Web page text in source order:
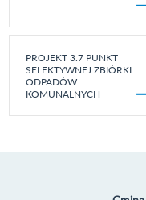
PROJEKT 3.7 PUNKT
SELEKTYWNEJ ZBIÓRKI
ODPADÓW
KOMUNALNYCH